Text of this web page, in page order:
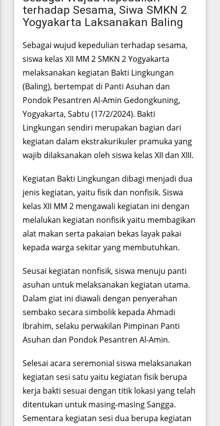
terhadap Sesama, Siwa SMKN 2
Yogyakarta Laksanakan Baling
Sebagai wujud kepedulian terhadap sesama,
siswa kelas XII MM 2 SMKN 2 Yogyakarta
melaksanakan kegiatan Bakti Lingkungan
(Baling), bertempat di Panti Asuhan dan
Pondok Pesantren Al-Amin Gedongkuning,
Yogyakarta, Sabtu (17/2/2024). Bakti
Lingkungan sendiri merupakan bagian dari
kegiatan dalam ekstrakurikuler pramuka yang
wajib dilaksanakan oleh siswa kelas XII dan XIII.
Kegiatan Bakti Lingkungan dibagi menjadi dua
jenis kegiatan, yaitu fisik dan nonfisik. Siswa
kelas XII MM 2 mengawali kegiatan ini dengan
melalukan kegiatan nonfisik yaitu membagikan
alat makan serta pakaian bekas layak pakai
kepada warga sekitar yang membutuhkan.
Seusai kegiatan nonfisik, siswa menuju panti
asuhan untuk melaksanakan kegiatan utama.
Dalam giat ini diawali dengan penyerahan
sembako secara simbolik kepada Ahmadi
Ibrahim, selaku perwakilan Pimpinan Panti
Asuhan dan Pondok Pesantren Al-Amin.
Selesai acara seremonial siswa melaksanakan
kegiatan sesi satu yaitu kegiatan fisik berupa
kerja bakti sesuai dengan titik lokasi yang telah
ditentukan untuk masing-masing Sangga.
Sementara kegiatan sesi dua berupa kegiatan